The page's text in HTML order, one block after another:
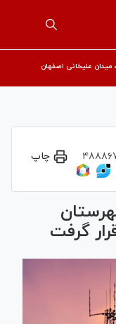
میدان علیخانی اصفهان
چاپ
گرفت